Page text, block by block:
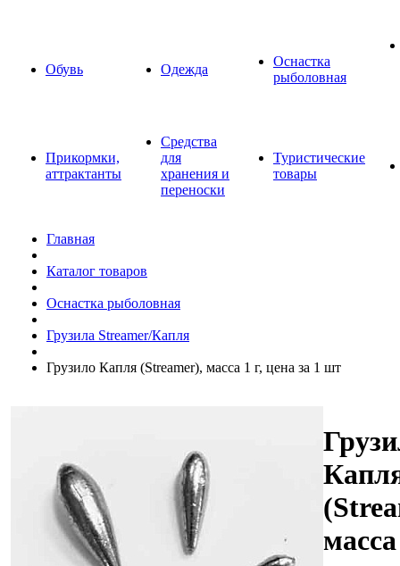
Обувь Одежда
Оснастка
рыболовная
Прикормки,
аттрактанты
Средства
для
хранения и
переноски
Туристические
товары
Главная
Каталог товаров
Оснастка рыболовная
Грузила Streamer/Капля
Грузило Капля (Streamer), масса 1 г, цена за 1 шт
масса